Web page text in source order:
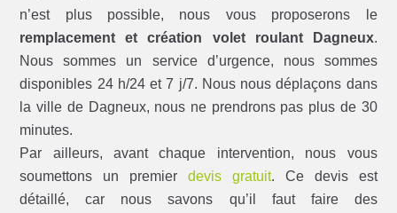
n’est plus possible, nous vous proposerons le
remplacement et création volet roulant Dagneux.
Nous sommes un service d’urgence, nous sommes
disponibles 24 h/24 et 7 j/7. Nous nous déplaçons dans
la ville de Dagneux, nous ne prendrons pas plus de 30
minutes.
Par ailleurs, avant chaque intervention, nous vous
soumettons un premierdevis gratuit. Ce devis est
détaillé, car nous savons qu’il faut faire des